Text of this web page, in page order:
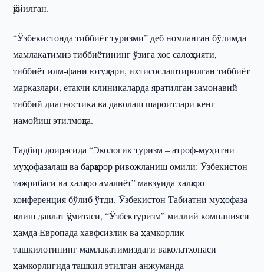
қўйилган.
“Ўзбекистонда тиббиёт туризми” деб номланган бўлимда
мамлакатимиз тиббиётининг ўзига хос салоҳияти,
тиббиёт илм-фани ютуқлари, ихтисослаштирилган тиббиёт
марказлари, етакчи клиникаларда яратилган замонавий
тиббий диагностика ва даволаш шароитлари кенг
намойиш этилмоқда.
Тадбир доирасида “Экологик туризм – атроф-муҳитни
муҳофазалаш ва барқарор ривожланиш омили: Ўзбекистон
тажрибаси ва халқаро амалиёт” мавзуида халқаро
конференция бўлиб ўтди. Ўзбекистон Табиатни муҳофаза
қилиш давлат қўмитаси, “Ўзбектуризм” миллий компанияси
ҳамда Европада хавфсизлик ва ҳамкорлик
ташкилотининг мамлакатимиздаги ваколатхонаси
ҳамкорлигида ташкил этилган анжуманда